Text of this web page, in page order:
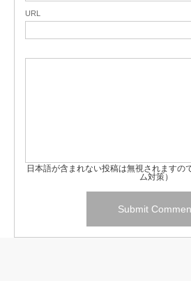
URL
日本語が含まれない投稿は無視されますの
ム対策）